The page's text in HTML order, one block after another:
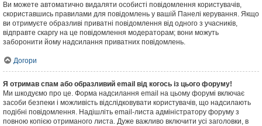
Ви можете автоматично видаляти особисті повідомлення користувачів,
скориставшись правилами для повідомлень у вашій Панелі керування. Якщо
ви отримуєте образливі приватні повідомлення від одного з учасників,
відправте скаргу на це повідомлення модераторам; вони можуть
заборонити йому надсилання приватних повідомлень.
Догори
Я отримав спам або образливий email від когось із цього форуму!
Ми шкодуємо про це. Форма надсилання email на цьому форумі включає
засоби безпеки і можливість відслідковувати користувачів, що надсилають
подібні повідомлення. Надішліть email-листа адміністратору форуму з
повною копією отриманого листа. Дуже важливо включити усі заголовки, в